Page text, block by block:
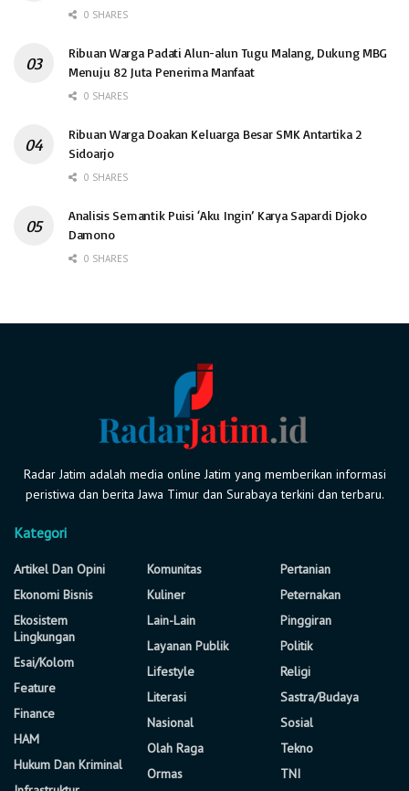
0 SHARES
Ribuan Warga Padati Alun-alun Tugu Malang, Dukung MBG
Menuju 82 Juta Penerima Manfaat
0 SHARES
Ribuan Warga Doakan Keluarga Besar SMK Antartika 2
Sidoarjo
0 SHARES
Analisis Semantik Puisi ‘Aku Ingin’ Karya Sapardi Djoko
Damono
0 SHARES
Radar Jatim adalah media online Jatim yang memberikan informasi
peristiwa dan berita Jawa Timur dan Surabaya terkini dan terbaru.
Kategori
Artikel Dan Opini
Ekonomi Bisnis
Ekosistem
Lingkungan
Esai/Kolom
Feature
Finance
HAM
Hukum Dan Kriminal
Komunitas
Kuliner
Lain-Lain
Layanan Publik
Lifestyle
Literasi
Nasional
Olah Raga
Ormas
Pertanian
Peternakan
Pinggiran
Politik
Religi
Sastra/Budaya
Sosial
Tekno
TNI